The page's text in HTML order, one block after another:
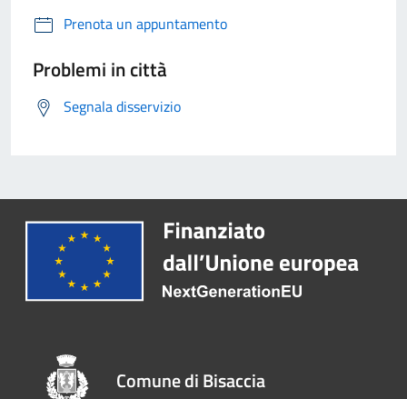
Prenota un appuntamento
Problemi in città
Segnala disservizio
Comune di Bisaccia